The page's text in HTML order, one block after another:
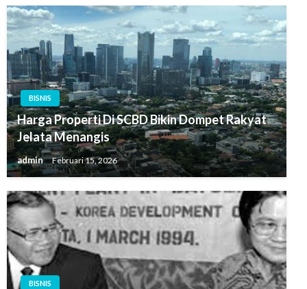
BISNIS
Harga Properti Di SCBD Bikin Dompet Rakyat
Jelata Menangis
admin Februari 15, 2026
BISNIS